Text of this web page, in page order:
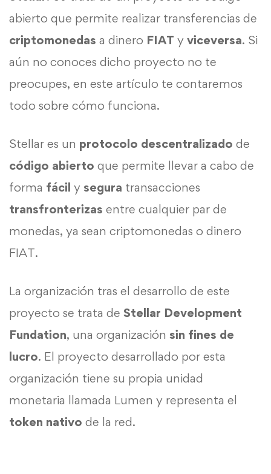
abierto que permite realizar transferencias de
criptomonedas a dinero FIAT y viceversa. Si
aún no conoces dicho proyecto no te
preocupes, en este artículo te contaremos
todo sobre cómo funciona.
Stellar es un protocolo descentralizado de
código abierto que permite llevar a cabo de
forma fácil y segura transacciones
transfronterizas entre cualquier par de
monedas, ya sean criptomonedas o dinero
FIAT.
La organización tras el desarrollo de este
proyecto se trata de Stellar Development
Fundation, una organización sin fines de
lucro. El proyecto desarrollado por esta
organización tiene su propia unidad
monetaria llamada Lumen y representa el
token nativo de la red.